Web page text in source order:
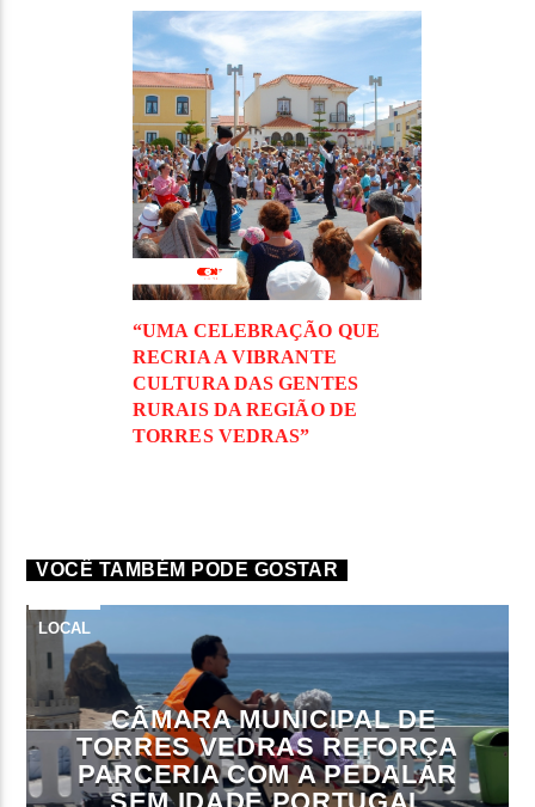
“UMA CELEBRAÇÃO QUE
RECRIA A VIBRANTE
CULTURA DAS GENTES
RURAIS DA REGIÃO DE
TORRES VEDRAS”
VOCÊ TAMBÉM PODE GOSTAR
LOCAL
CÂMARA MUNICIPAL DE
TORRES VEDRAS REFORÇA
PARCERIA COM A PEDALAR